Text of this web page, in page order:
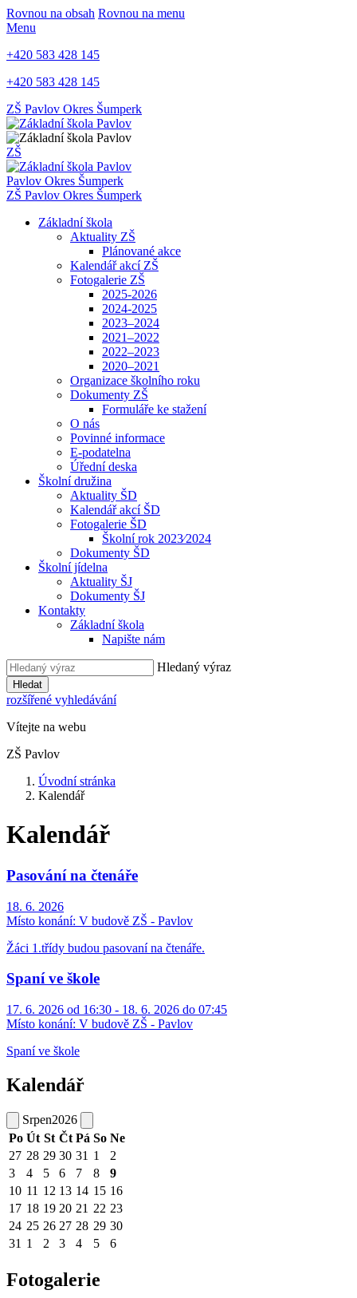
Rovnou na obsah Rovnou na menu
Menu
+420 583 428 145
+420 583 428 145
ZŠ Pavlov Okres Šumperk
ZŠ
Pavlov Okres Šumperk
ZŠ Pavlov Okres Šumperk
Základní škola
Aktuality ZŠ
Plánované akce
Kalendář akcí ZŠ
Fotogalerie ZŠ
2025-2026
2024-2025
2023–2024
2021–2022
2022–2023
2020–2021
Organizace školního roku
Dokumenty ZŠ
Formuláře ke stažení
O nás
Povinné informace
E-podatelna
Úřední deska
Školní družina
Aktuality ŠD
Kalendář akcí ŠD
Fotogalerie ŠD
Školní rok 2023⁄2024
Dokumenty ŠD
Školní jídelna
Aktuality ŠJ
Dokumenty ŠJ
Kontakty
Základní škola
Napište nám
Hledaný výraz
Hledat
rozšířené vyhledávání
Vítejte na webu
ZŠ Pavlov
Úvodní stránka
Kalendář
Kalendář
Pasování na čtenáře
18. 6. 2026
Místo konání: V budově ZŠ - Pavlov
Žáci 1.třídy budou pasovaní na čtenáře.
Spaní ve škole
17. 6. 2026 od 16:30 - 18. 6. 2026 do 07:45
Místo konání: V budově ZŠ - Pavlov
Spaní ve škole
Kalendář
Srpen2026
Po Út St Čt Pá So Ne
27 28 29 30 31 1
2
3
4 5 6 7 8
9
10 11 12 13 14 15 16
17 18 19 20 21 22 23
24 25 26 27 28 29 30
31 1 2 3 4 5 6
Fotogalerie